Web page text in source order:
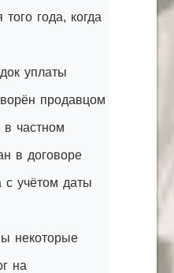
года, когда
уплаты
продавцом
в частном
в договоре
с учётом даты
некоторые
на